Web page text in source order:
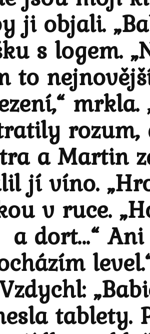
ji objali.
s logem.
to
rozum,
a Martin
jí víno.
v ruce.
a dort…“ Ani
tablety.